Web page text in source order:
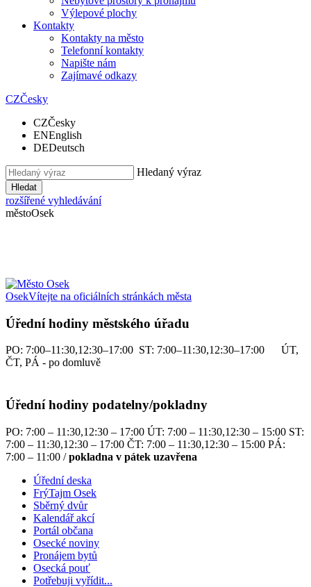
Výlepové plochy
Kontakty
Kontakty na město
Telefonní kontakty
Napište nám
Zajímavé odkazy
CZČesky
CZČesky
ENEnglish
DEDeutsch
Hledaný výraz
Hledat
rozšířené vyhledávání
městoOsek
OsekVítejte na oficiálních stránkách města
Úřední hodiny městského úřadu
PO: 7:00–11:30,12:30–17:00 ST: 7:00–11:30,12:30–17:00 ÚT,
ČT, PÁ - po domluvě
Úřední hodiny podatelny/pokladny
PO: 7:00 – 11:30,12:30 – 17:00 ÚT: 7:00 – 11:30,12:30 – 15:00 ST:
7:00 – 11:30,12:30 – 17:00 ČT: 7:00 – 11:30,12:30 – 15:00 PÁ:
7:00 – 11:00 /pokladna v pátek uzavřena
Úřední deska
FrýTajm Osek
Sběrný dvůr
Kalendář akcí
Portál občana
Osecké noviny
Pronájem bytů
Osecká pouť
Potřebuji vyřídit...